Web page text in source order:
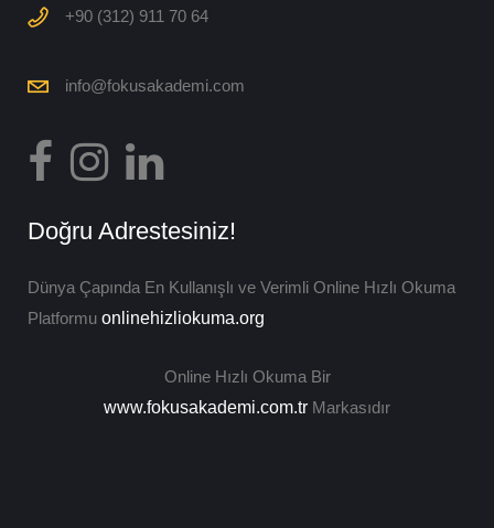
+90 (312) 911 70 64
info@fokusakademi.com
Doğru Adrestesiniz!
Dünya Çapında En Kullanışlı ve Verimli Online Hızlı Okuma
Platformu onlinehizliokuma.org
Online Hızlı Okuma Bir
www.fokusakademi.com.tr Markasıdır